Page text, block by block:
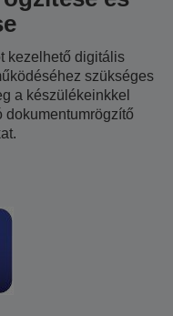
kezelhető digitális
szükséges
a készülékeinkkel
dokumentumrögzítő